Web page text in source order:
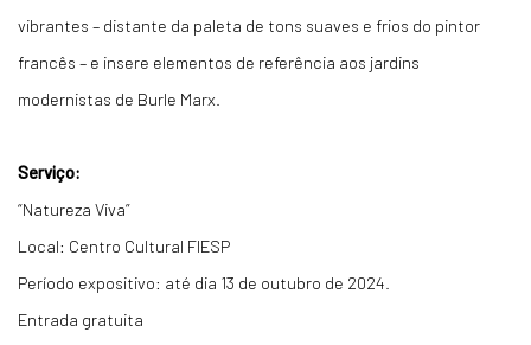
vibrantes – distante da paleta de tons suaves e frios do pintor
francês – e insere elementos de referência aos jardins
modernistas de Burle Marx.
Serviço:
“Natureza Viva”
Local: Centro Cultural FIESP
Período expositivo: até dia 13 de outubro de 2024.
Entrada gratuita